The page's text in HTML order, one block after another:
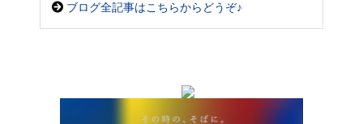
ブログ全記事はこちらからどうぞ♪